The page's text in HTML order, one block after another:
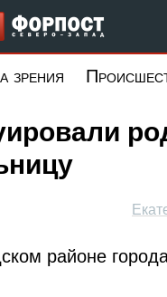
Форпост
зрения
районе